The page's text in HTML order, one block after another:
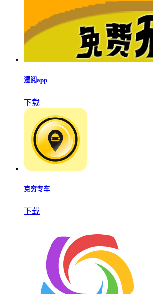
漫阅app
下载
克穷专车
下载